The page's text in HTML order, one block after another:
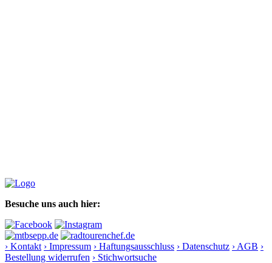
Besuche uns auch hier:
› Kontakt › Impressum › Haftungsausschluss › Datenschutz › AGB ›
Bestellung widerrufen › Stichwortsuche